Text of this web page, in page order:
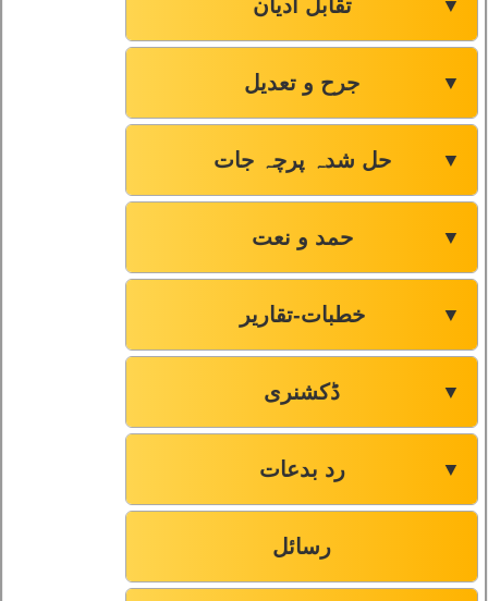
تقابل ادیان ▼
جرح و تعدیل ▼
حل شدہ پرچہ جات ▼
حمد و نعت ▼
خطبات-تقاریر ▼
ڈکشنری ▼
رد بدعات ▼
رسائل